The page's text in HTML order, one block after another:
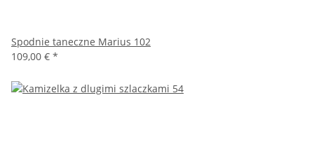
Spodnie taneczne Marius 102
109,00 € *